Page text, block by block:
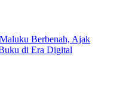
Berbenah, Ajak
di Era Digital